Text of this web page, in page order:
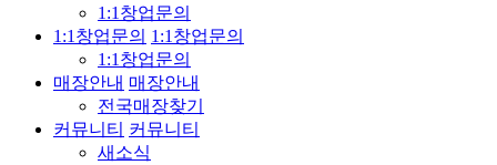
1:1창업문의
1:1창업문의 1:1창업문의
1:1창업문의
매장안내 매장안내
전국매장찾기
커뮤니티 커뮤니티
새소식